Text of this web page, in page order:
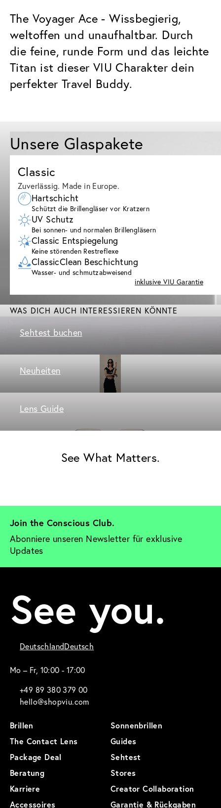
The Voyager Ace - Wissbegierig,
weltoffen und unaufhaltbar. Durch
die feine, runde Form und das leichte
Titan ist dieser VIU Charakter dein
perfekter Travel Buddy.
Unsere Glaspakete
Classic
Zuverlässig. Made in Europe.
Hartschicht
Schützt die Brillengläser vor Kratzern
UV Schutz
Bei sonnen- und normalen Brillengläsern
Classic Entspiegelung
Keine störenden Restreflexe
ClassicClean Beschichtung
Wasser- und schmutzabweisend
inklusive VIU Garantie
WAS DICH AUCH INTERESSIEREN KÖNNTE
Sehtest buchen
Neuheiten
Lens Guide
See What Matters.
Join the Conscious Club.
Abonniere unseren Newsletter für exklusive
Updates
See you.
DeutschlandDeutsch
Mo – Fr, 10:00 - 17:00
+49 89 380 379 00
hello@shopviu.com
Brillen
Sonnenbrillen
The Contact Lens
Guides
Package Deal
Sehtest
Beratung
Stores
Karriere
Creator Collaboration
Accessoires
Garantie & Rückgaben